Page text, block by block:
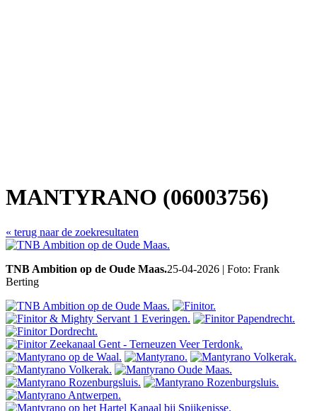
MANTYRANO (06003756)
« terug naar de zoekresultaten
TNB Ambition op de Oude Maas.25-04-2026 | Foto: Frank
Berting